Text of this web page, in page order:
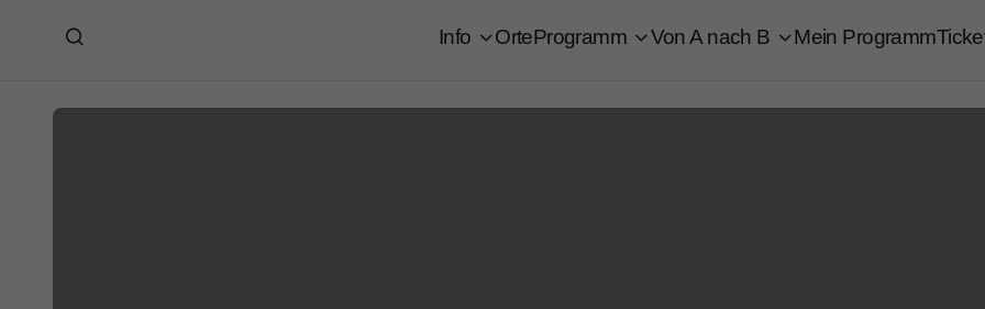
Info OrteProgramm Von A nach B Mein Programm